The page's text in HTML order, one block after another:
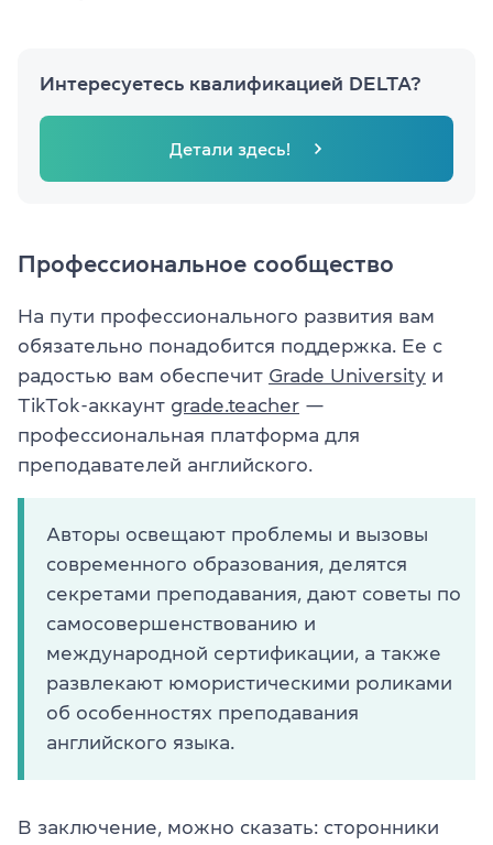
Интересуетесь квалификацией DELTA?
Детали здесь!
Профессиональное сообщество
На пути профессионального развития вам
обязательно понадобится поддержка. Ее с
радостью вам обеспечит Grade University и
TikTok-аккаунт grade.teacher —
профессиональная платформа для
преподавателей английского.
Авторы освещают проблемы и вызовы
современного образования, делятся
секретами преподавания, дают советы по
самосовершенствованию и
международной сертификации, а также
развлекают юмористическими роликами
об особенностях преподавания
английского языка.
В заключение, можно сказать: сторонники